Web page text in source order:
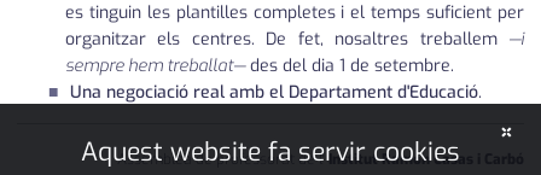
es tinguin les plantilles completes i el temps suficient per
organitzar els centres. De fet, nosaltres treballem —i
sempre hem treballat—des del dia 1 de setembre.
Una negociació real amb el Departament d'Educació.
Assemblea de professorat de l'Institut Ramon Casas i Carbó
×
Aquest website fa servir cookies